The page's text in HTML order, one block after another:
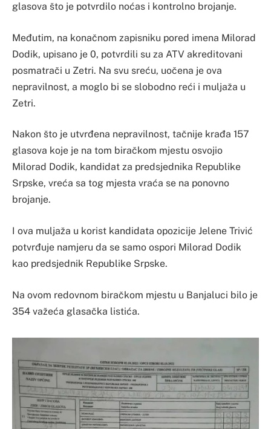
glasova što je potvrdilo noćas i kontrolno brojanje.
Međutim, na konačnom zapisniku pored imena Milorad
Dodik, upisano je 0, potvrdili su za ATV akreditovani
posmatrači u Zetri. Na svu sreću, uočena je ova
nepravilnost, a moglo bi se slobodno reći i muljaža u
Zetri.
Nakon što je utvrđena nepravilnost, tačnije krađa 157
glasova koje je na tom biračkom mjestu osvojio
Milorad Dodik, kandidat za predsjednika Republike
Srpske, vreća sa tog mjesta vraća se na ponovno
brojanje.
I ova muljaža u korist kandidata opozicije Jelene Trivić
potvrđuje namjeru da se samo ospori Milorad Dodik
kao predsjednik Republike Srpske.
Na ovom redovnom biračkom mjestu u Banjaluci bilo je
354 važeća glasačka listića.